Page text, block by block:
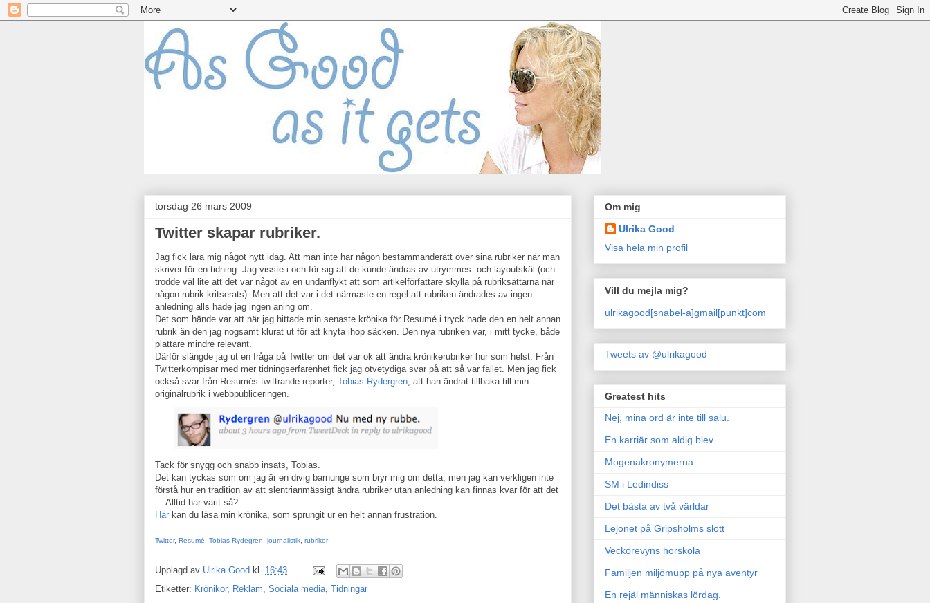
torsdag 26 mars 2009
Twitter skapar rubriker.
Jag fick lära mig något nytt idag. Att man inte har någon bestämmanderätt över sina rubriker när man
skriver för en tidning. Jag visste i och för sig att de kunde ändras av utrymmes- och layoutskäl (och
trodde väl lite att det var något av en undanflykt att som artikelförfattare skylla på rubriksättarna när
någon rubrik kritserats). Men att det var i det närmaste en regel att rubriken ändrades av ingen
anledning alls hade jag ingen aning om.
Det som hände var att när jag hittade min senaste krönika för Resumé i tryck hade den en helt annan
rubrik än den jag nogsamt klurat ut för att knyta ihop säcken. Den nya rubriken var, i mitt tycke, både
plattare mindre relevant.
Därför slängde jag ut en fråga på Twitter om det var ok att ändra krönikerubriker hur som helst. Från
Twitterkompisar med mer tidningserfarenhet fick jag otvetydiga svar på att så var fallet. Men jag fick
också svar från Resumés twittrande reporter, Tobias Rydergren, att han ändrat tillbaka till min
originalrubrik i webbpubliceringen.
Tack för snygg och snabb insats, Tobias.
Det kan tyckas som om jag är en divig barnunge som bryr mig om detta, men jag kan verkligen inte
förstå hur en tradition av att slentrianmässigt ändra rubriker utan anledning kan finnas kvar för att det
... Alltid har varit så?
Här kan du läsa min krönika, som sprungit ur en helt annan frustration.
Twitter, Resumé Tobias Rydegren journalistik rubriker
Upplagd av Ulrika Good kl. 16:43
Etiketter: Krönikor, Reklam, Sociala media, Tidningar
Om mig
Ulrika Good
Visa hela min profil
Vill du mejla mig?
ulrikagood[snabel-a]gmail[punkt]com
Tweets av @ulrikagood
Greatest hits
Nej, mina ord är inte till salu.
En karriär som aldig blev.
Mogenakronymerna
SM i Ledindiss
Det bästa av två världar
Lejonet på Gripsholms slott
Veckorevyns horskola
Familjen miljömupp på nya äventyr
En rejäl människas lördag.